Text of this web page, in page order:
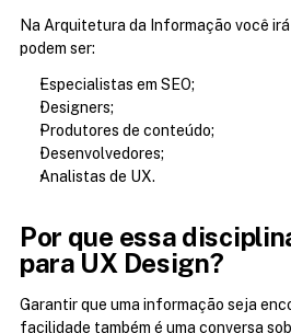
Na Arquitetura da Informação você
podem ser:
Especialistas em SEO;
Designers;
Produtores de conteúdo;
Desenvolvedores;
Analistas de UX.
Por que essa
para UX Design?
Garantir que uma informação seja
facilidade também é uma conversa